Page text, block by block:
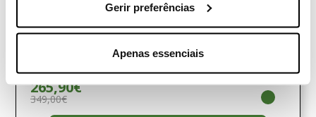
Gerir preferências
Apenas essenciais
Bomba trituradora eléctrica para fosas sépticas
TRITOR-1300 230V 2HP
265,90€
349,00€